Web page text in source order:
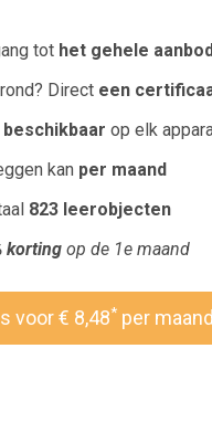
tot het gehele
Direct een
beschikbaar op elk
kan per maand
823 leerobjecten
korting op de 1e maand
voor € 8,48*per maand